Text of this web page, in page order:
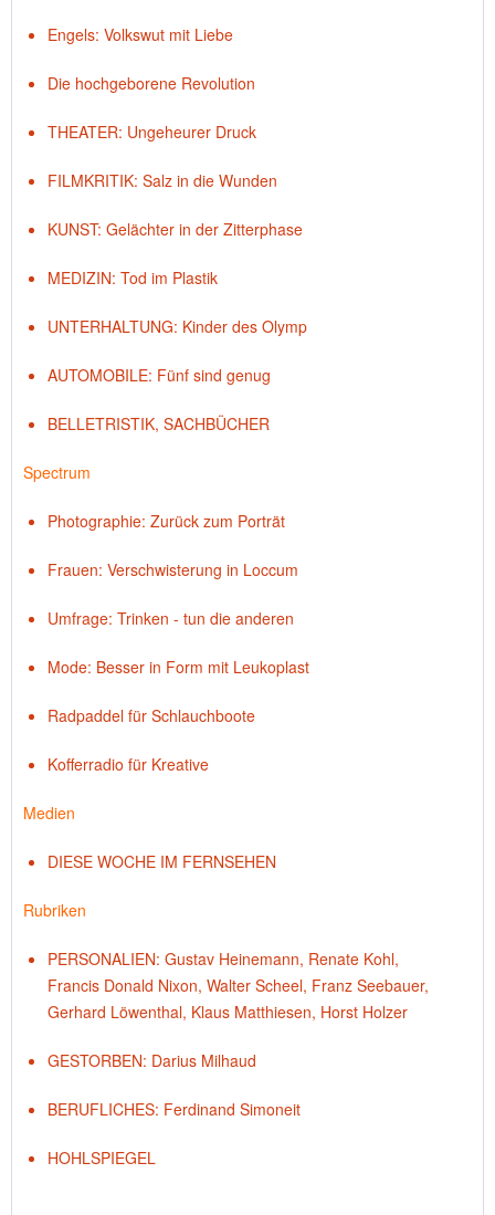
Engels: Volkswut mit Liebe
Die hochgeborene Revolution
THEATER: Ungeheurer Druck
FILMKRITIK: Salz in die Wunden
KUNST: Gelächter in der Zitterphase
MEDIZIN: Tod im Plastik
UNTERHALTUNG: Kinder des Olymp
AUTOMOBILE: Fünf sind genug
BELLETRISTIK, SACHBÜCHER
Spectrum
Photographie: Zurück zum Porträt
Frauen: Verschwisterung in Loccum
Umfrage: Trinken - tun die anderen
Mode: Besser in Form mit Leukoplast
Radpaddel für Schlauchboote
Kofferradio für Kreative
Medien
DIESE WOCHE IM FERNSEHEN
Rubriken
PERSONALIEN: Gustav Heinemann, Renate Kohl,
Francis Donald Nixon, Walter Scheel, Franz Seebauer,
Gerhard Löwenthal, Klaus Matthiesen, Horst Holzer
GESTORBEN: Darius Milhaud
BERUFLICHES: Ferdinand Simoneit
HOHLSPIEGEL